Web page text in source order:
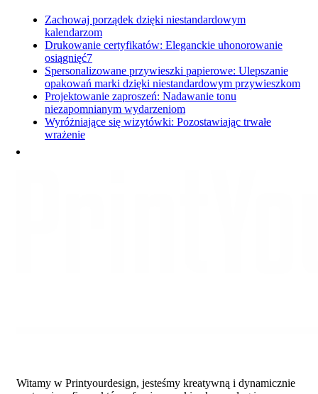
Zachowaj porządek dzięki niestandardowym
kalendarzom
Drukowanie certyfikatów: Eleganckie uhonorowanie
osiągnięć7
Spersonalizowane przywieszki papierowe: Ulepszanie
opakowań marki dzięki niestandardowym przywieszkom
Projektowanie zaproszeń: Nadawanie tonu
niezapomnianym wydarzeniom
Wyróżniające się wizytówki: Pozostawiając trwałe
wrażenie
Witamy w Printyourdesign, jesteśmy kreatywną i dynamicznie